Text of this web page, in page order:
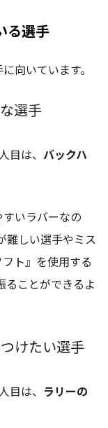
る選手
向いています。
選手
目は、 バックハ
すいラバーなの
難しい選手やミス
ト』を使用する
ることができるよ
けたい選手
目は、
ラリーの